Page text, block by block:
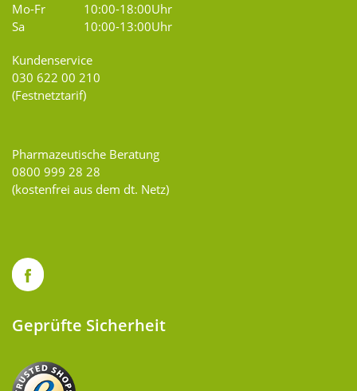
Mo-Fr
10:00-18:00Uhr
Sa
10:00-13:00Uhr
Kundenservice
030 622 00 210
(Festnetztarif)
Pharmazeutische Beratung
0800 999 28 28
(kostenfrei aus dem dt. Netz)
Geprüfte Sicherheit